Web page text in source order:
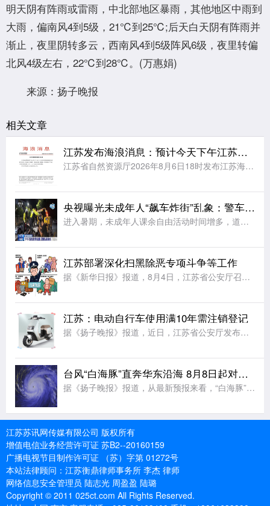
明天阴有阵雨或雷雨，中北部地区暴雨，其他地区中雨到
大雨，偏南风4到5级，21℃到25℃;后天白天阴有阵雨并
渐止，夜里阴转多云，西南风4到5级阵风6级，夜里转偏
北风4级左右，22℃到28℃。(万惠娟)
来源：扬子晚报
相关文章
江苏发布海浪消息：预计今天下午江苏海域将有大到巨浪
江苏省自然资源厅2026年8月6日18时发布江苏海域海浪消息：受今年第13号台风“白海豚”(强台风级)的影响，预计明天下午起，江苏海域将出现一次2.5～4.5米的大到巨浪过程。请有关单位和人员做好防范
央视曝光未成年人“飙车炸街”乱象：警车旁烧胎、5人挤骑电动车、改装电摩炫技；多地交警开展查处
进入暑期，未成年人课余自由活动时间增多，道路交通安全风险随之大幅增大。有的未成年人在公共道路危险驾车、违法载人、拍摄炫技视频 ，扰乱正常通行秩序，为出行安全带来极大隐患。违法载人，拍摄炫技警惕未成年人
江苏部署深化扫黑除恶专项斗争等工作
据《新华日报》报道，8月4日，江苏省公安厅召开全省公安机关视频调度会，部署深化扫黑除恶专项斗争、打击治理电信网络诈骗犯罪和有关专项打击整治等工作。会议要求，全力打好扫黑除恶攻坚仗。严打整治软暴力催收、
江苏：电动自行车使用满10年需注销登记
据《扬子晚报》报道，近日，江苏省公安厅发布《江苏省电动自行车登记管理规定》，对电动自行车登记、转移登记、车牌补换领等管理事项作出新的规范要求，该规定将于9月1日起施行。规定要求，电动自行车上道路行驶，
台风“白海豚”直奔华东沿海 8月8日起对江苏有风雨影响
据《扬子晚报》报道，从最新预报来看，“白海豚”直奔我国华东沿海而来。尽管后期路径仍有较大变数，但影响我国已成定局。中央气象台已发布台风黄色预警，“白海豚”或将于9日下午至10日早晨在浙江到福建北部沿海
江苏苏讯网传媒有限公司 版权所有
增值电信业务经营许可证 苏B2--20160159
广播电视节目制作许可证 （苏）字第 01272号
本站法律顾问：江苏衡鼎律师事务所 李杰 律师
网络信息安全管理员 陆志光 周盈盈 陆璐
Copyright © 2011 025ct.com All Rights Reserved.